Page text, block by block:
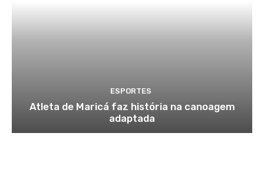
ESPORTES
Atleta de Maricá faz história na canoagem
adaptada